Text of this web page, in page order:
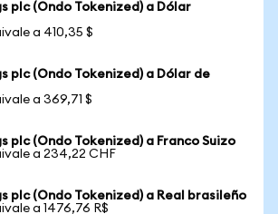
plc (Ondo Tokenized) a Dólar
a 410,35 $
plc (Ondo Tokenized) a Dólar de
a 369,71 $
plc (Ondo Tokenized) a Franco Suizo
a 234,22 CHF
plc (Ondo Tokenized) a Real brasileño
a 1476,76 R$